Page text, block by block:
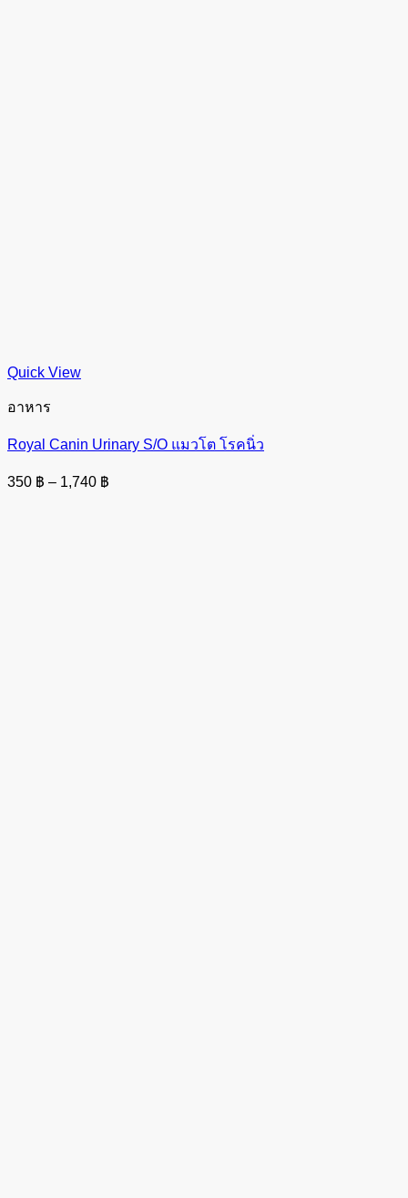
Quick View
อาหาร
Royal Canin Urinary S/O แมวโต โรคนิ่ว
350 ฿ – 1,740 ฿